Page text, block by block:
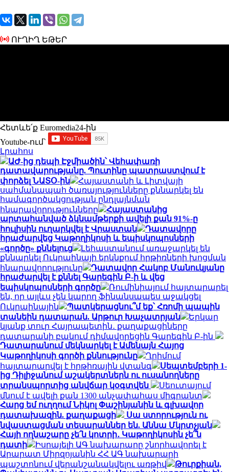
ՈՒՂԻՂ ԵԹԵՐ
Հետևե՛ք Euromedia24-ին
Youtube-ում`
Լրահոս
ԱԺ-ից դեպի Էջմիածին՝ Վեհափառի
դատավարությանը. Պուտինը պատրաստվում է
փորձել ՆԱՏՕ-ին
Հայաստանի և Լիտվայի
սահմանապահ ծառայությունները քննարկել են
համագործակցության ընդլայնման
հնարավորությունները
Հայաստանից
արտահանված ձկնամթերքի ավելի քան 91%-ը
հուլիսին ուղարկվել է Վրաստան
Դատավորը
հրաժարվեց Կաթողիկոսի և եպիսկոպոսների
«գործը» քննելուց
Լեհաստանում առաջարկել են
քննարկել Ուկրաինայի երկնքում հրթիռների խոցման
հնարավորությունը
Դատավոր Հակոբ Մանուկյանը
հրաժարվել է քննել Գարեգին Բ-ի և վեց
եպիսկոպոսների գործը
Ռումինիայում հայտարարել
են, որ այլևս չեն կարող ֆինանսապես աջակցել
Ուկրաինային
Պատկերացնու՞մ եք՝ Հռոմի պապին
տանեին դատարան. Արթուր Խաչատրյան
Երկար
կյանք տուր Հայրապետին․ քաղաքացիները
դատարանի բակում դիմավորեցին Գարեգին Բ-ին
Դատարանում մեկնարկել է Ամենայն Հայոց
Կաթողիկոսի գործի քննությունը
Ղրիմում
հայտարարվել է հրթիռային վտանգ
Սեպտեմբերի 1-
ից Դիլիջանում աշակերտներն ու ուսանողները
տրանսպորտից անվճար կօգտվեն
Սեուտայում
մնում է ավելի քան 1300 անչափահաս միգրանտ
Հարց եմ ուղղում Նիկոլ Փաշինյանին և գլխավոր
դատախազին. քաղաքացի
Սա ստորություն ու
նվաստացման տեսարաններ են. Աննա Մկրտչյան
Հայի ողնաշարը չե՛ն կոտրի․ Կաթողիկոսին չե՞ն
դատի
Իսրայելի ԱԳ նախարարը շնորհավորել է
Արարատ Միրզոյանին ՀՀ ԱԳ նախարարի
պաշտոնում վերանշանակվելու առթիվ
Թուրքիան,